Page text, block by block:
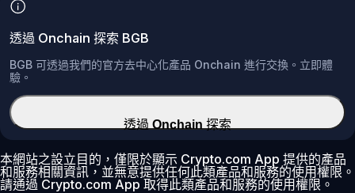
透過 Onchain 探索 BGB
BGB 可透過我們的官方去中心化產品 Onchain 進行交換。立即體
驗。
透過 Onchain 探索
本網站之設立目的，僅限於顯示 Crypto.com App 提供的產品
和服務相關資訊，並無意提供任何此類產品和服務的使用權限。
請通過 Crypto.com App 取得此類產品和服務的使用權限。